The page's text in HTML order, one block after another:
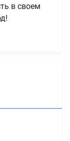
в своем